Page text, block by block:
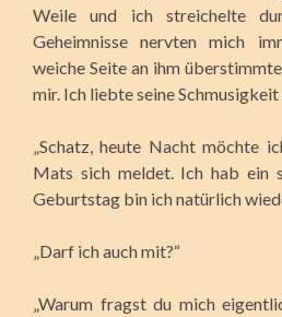
Weile und ich streichelte
Geheimnisse nervten mich
weiche Seite an ihm
mir. Ich liebte seine Schmusigkeit
„Schatz, heute Nacht möchte
Mats sich meldet. Ich hab ein
Geburtstag bin ich natürlich
„Darf ich auch mit?“
„Warum fragst du mich